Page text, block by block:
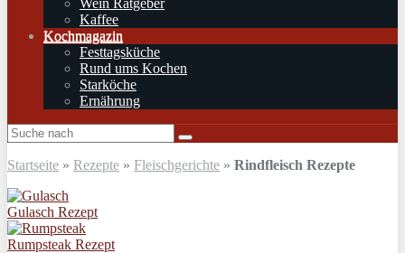
Wein Ratgeber
Kaffee
Kochmagazin
Festtagsküche
Rund ums Kochen
Starköche
Ernährung
Startseite » Rezepte » Fleischgerichte » Rindfleisch Rezepte
Gulasch Rezept
Rumpsteak Rezept